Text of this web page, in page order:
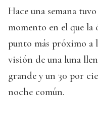
Hace una semana
momento en el que
punto más próximo a
visión de una luna
grande y un 30 por
noche común.